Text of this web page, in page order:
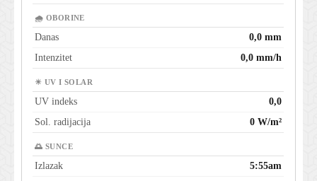
🌧 OBORINE
Danas
0,0 mm
Intenzitet
0,0 mm/h
☀ UV I SOLAR
UV indeks
0,0
Sol. radijacija
0 W/m²
🌅 SUNCE
Izlazak
5:55am